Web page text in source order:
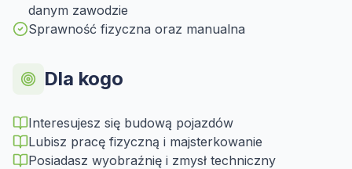
danym zawodzie
Sprawność fizyczna oraz manualna
Dla kogo
Interesujesz się budową pojazdów
Lubisz pracę fizyczną i majsterkowanie
Posiadasz wyobraźnię i zmysł techniczny